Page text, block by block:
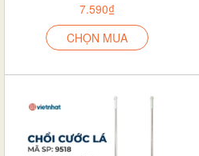
7.590₫
CHỌN MUA